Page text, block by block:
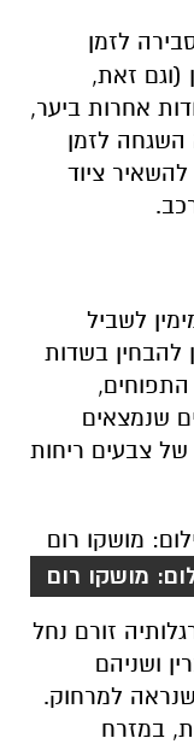
לזמן
(וגם זאת,
אחרות ביער,
השגחה לזמן
ציוד
לשביל
להבחין בשדות
שנמצאים
צבעים ריחות
מושקו רום
זורם נחל
ושניהם
למרחוק.
במזרח